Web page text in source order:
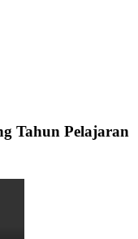
Tahun Pelajaran